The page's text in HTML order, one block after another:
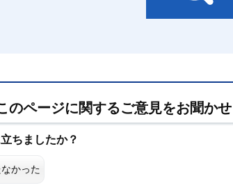
のページに関するご意見をお聞か
ちましたか？
かった